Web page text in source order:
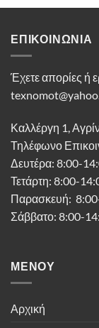
ΕΠΙΚΟΙΝΩΝΊΑ
Έχετε απορίες ή
Καλλέργη 1,
Τηλέφωνο
Δευτέρα: 8:00-
Τετάρτη: 8:00-
Παρασκευή:
Σάββατο: 8:00-
ΜΕΝΟΎ
Αρχική